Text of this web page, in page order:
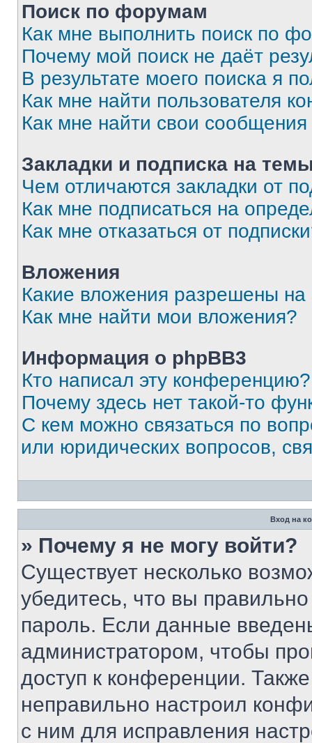
Поиск по форумам
Как мне выполнить поиск по
Почему мой поиск не даёт
В результате моего поиска я
Как мне найти пользователя
Как мне найти свои
Закладки и подписка на
Чем отличаются закладки от
Как мне подписаться на
Как мне отказаться от
Вложения
Какие вложения разрешены
Как мне найти мои вложения?
Информация о phpBB3
Кто написал эту конференцию?
Почему здесь нет такой-то
С кем можно связаться по
или юридических вопросов,
Вход на
» Почему я не могу войти?
Существует несколько
убедитесь, что вы
пароль. Если данные
администратором, чтобы
доступ к конференции.
неправильно настроил
с ним для исправления